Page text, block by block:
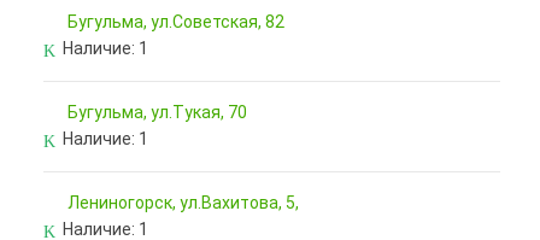
Бугульма, ул.Советская, 82
Наличие: 1
Бугульма, ул.Тукая, 70
Наличие: 1
Лениногорск, ул.Вахитова, 5,
Наличие: 1